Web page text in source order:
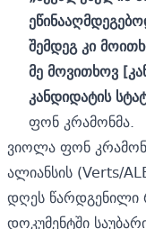
შემდეგ კი
მე მოვითხოვ
კანდიდატის
ფონ კრამონმა.
ვიოლა ფონ
ალიანსის (Verts/
დღეს წარდგენილი
დოკუმენტში